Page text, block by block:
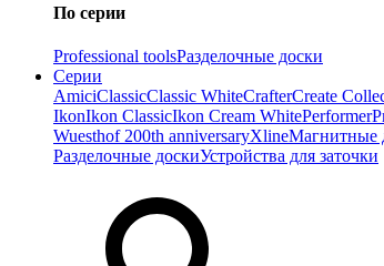
По серии
Professional toolsРазделочные доски
Серии
AmiciClassicClassic WhiteCrafterCreate
IkonIkon ClassiсIkon Cream WhitePerformer
Wuesthof 200th anniversaryXlineМагнитные
Разделочные доскиУстройства для заточки